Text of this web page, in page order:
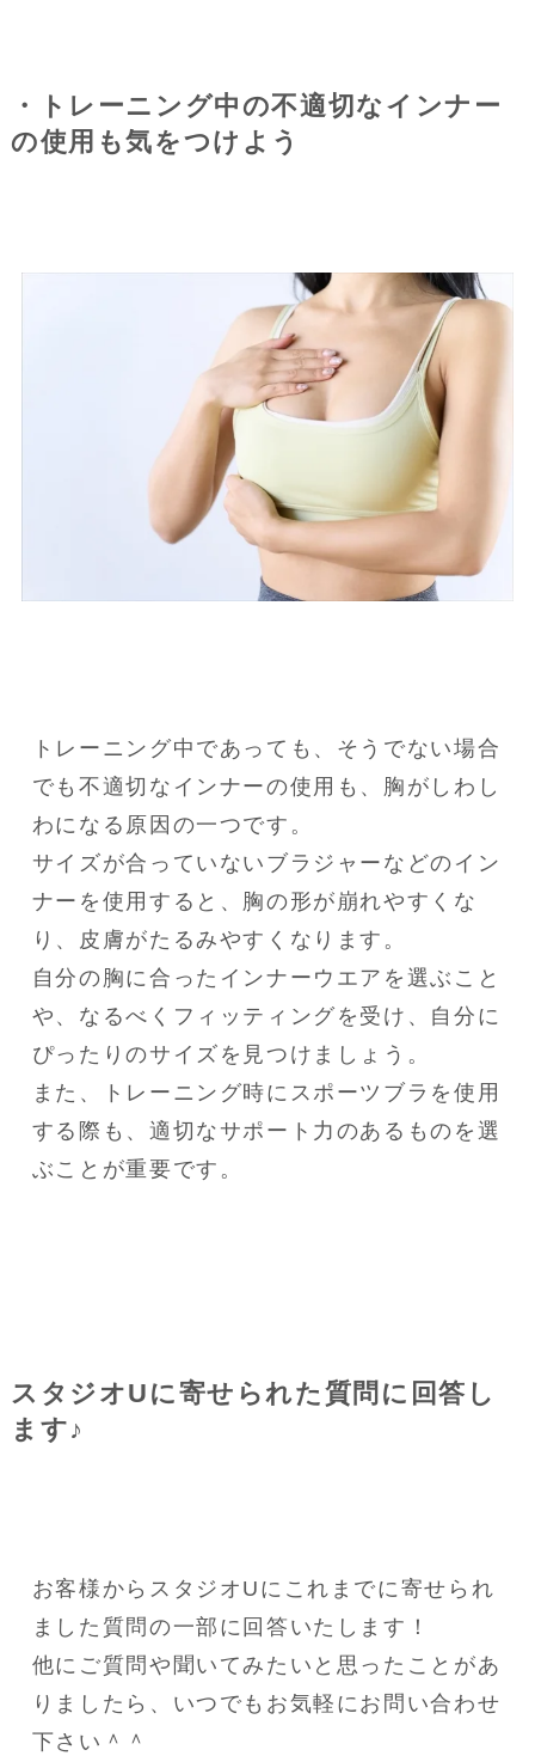
・トレーニング中の不適切なインナー
の使用も気をつけよう
トレーニング中であっても、そうでない場合
でも不適切なインナーの使用も、胸がしわし
わになる原因の一つです。
サイズが合っていないブラジャーなどのイン
ナーを使用すると、胸の形が崩れやすくな
り、皮膚がたるみやすくなります。
自分の胸に合ったインナーウエアを選ぶこと
や、なるべくフィッティングを受け、自分に
ぴったりのサイズを見つけましょう。
また、トレーニング時にスポーツブラを使用
する際も、適切なサポート力のあるものを選
ぶことが重要です。
スタジオUに寄せられた質問に回答し
ます♪
お客様からスタジオUにこれまでに寄せられ
ました質問の一部に回答いたします！
他にご質問や聞いてみたいと思ったことがあ
りましたら、いつでもお気軽にお問い合わせ
下さい＾＾